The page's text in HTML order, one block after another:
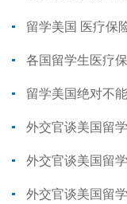
留学美国 医疗保
各国留学生医疗
留学美国绝对不
外交官谈美国留学安
外交官谈美国留学安
外交官谈美国留学安